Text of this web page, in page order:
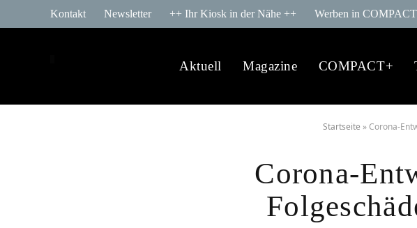
Kontakt Newsletter ++ Ihr Kiosk in der Nähe ++ Werben in COMPACT
Aktuell Magazine COMPACT+
Startseite »Corona-
Corona-